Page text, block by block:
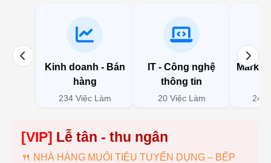
Kinh doanh - Bán
hàng
234 Việc Làm
IT - Công nghệ
thông tin
20 Việc Làm 246
[VIP] NHÀ HÀNG MUỐI TIÊU
TUYỂN DỤNG – BẾP TRƯỞNG